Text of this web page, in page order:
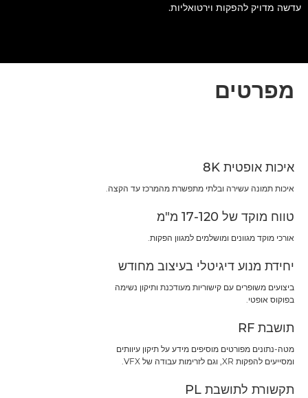
עדשה מדויק להפקות וירטואליות.
מפרטים
איכות אופטית 8K
איכות תמונה עשירה ובלתי מתפשרת מהמרכז עד הקצה.
טווח מוקד של 17-120 מ"מ
אורכי מוקד מגוונים ומושלמים למגוון הפקות.
יחידת מנוע דיגיטלי בעיצוב מחודש
ביצועים משופרים עם קישוריות מעודכנת ותיקון נשימה
בפוקוס אופטי.
תושבת RF
מטה-נתונים מפורטים מוסיפים מידע על תיקון עיוותים
ומסייעים להפקות XR, וגם לזרימות עבודה של VFX.
תקשורת לתושבת PL